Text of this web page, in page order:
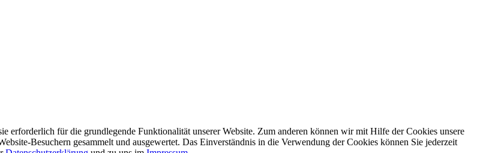
erforderlich für die grundlegende Funktionalität unserer Website. Zum anderen können wir mit Hilfe der Cookies unsere
Besuchern gesammelt und ausgewertet. Das Einverständnis in die Verwendung der Cookies können Sie jederzeit